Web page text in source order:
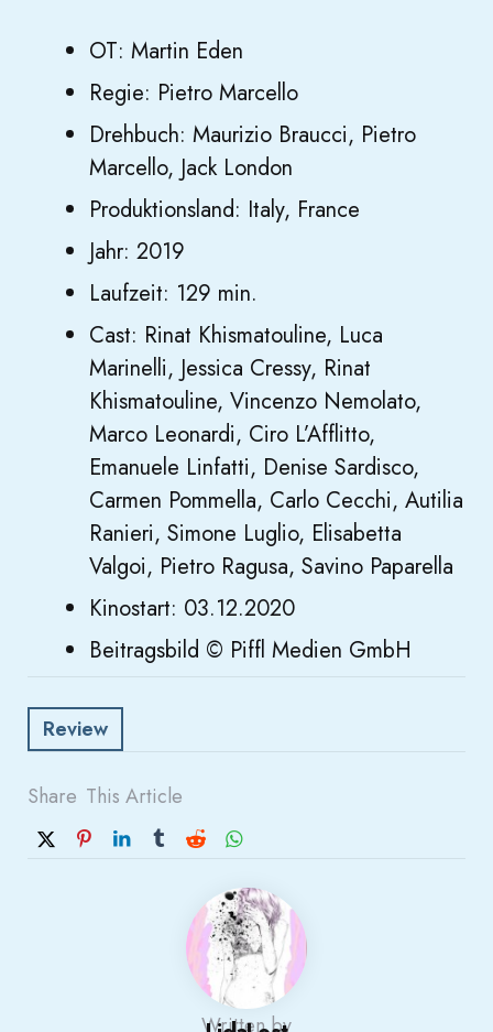
OT: Martin Eden
Regie: Pietro Marcello
Drehbuch: Maurizio Braucci, Pietro
Marcello, Jack London
Produktionsland: Italy, France
Jahr: 2019
Laufzeit: 129 min.
Cast: Rinat Khismatouline, Luca
Marinelli, Jessica Cressy, Rinat
Khismatouline, Vincenzo Nemolato,
Marco Leonardi, Ciro L’Afflitto,
Emanuele Linfatti, Denise Sardisco,
Carmen Pommella, Carlo Cecchi, Autilia
Ranieri, Simone Luglio, Elisabetta
Valgoi, Pietro Ragusa, Savino Paparella
Kinostart: 03.12.2020
Beitragsbild © Piffl Medien GmbH
Review
Share This Article
Written by